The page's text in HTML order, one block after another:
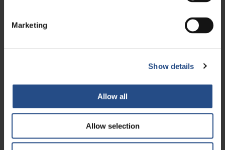
Marketing
Show details
Allow all
Allow selection
TUI BLUE Makarska
TUI BLUE Kalamota Island Resort
Camp Dole